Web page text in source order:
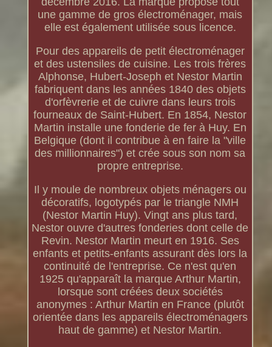
une gamme de gros électroménager, mais
elle est également utilisée sous licence.
Pour des appareils de petit électroménager
et des ustensiles de cuisine. Les trois frères
Alphonse, Hubert-Joseph et Nestor Martin
fabriquent dans les années 1840 des objets
d'orfèvrerie et de cuivre dans leurs trois
fourneaux de Saint-Hubert. En 1854, Nestor
Martin installe une fonderie de fer à Huy. En
Belgique (dont il contribue à en faire la "ville
des millionnaires") et crée sous son nom sa
propre entreprise.
Il y moule de nombreux objets ménagers ou
décoratifs, logotypés par le triangle NMH
(Nestor Martin Huy). Vingt ans plus tard,
Nestor ouvre d'autres fonderies dont celle de
Revin. Nestor Martin meurt en 1916. Ses
enfants et petits-enfants assurant dès lors la
continuité de l'entreprise. Ce n'est qu'en
1925 qu'apparaît la marque Arthur Martin,
lorsque sont créées deux sociétés
anonymes : Arthur Martin en France (plutôt
orientée dans les appareils électroménagers
haut de gamme) et Nestor Martin.